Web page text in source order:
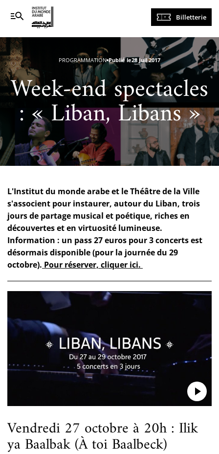
Navigation
principale
Billetterie
PROGRAMMATION Publié le28 Juil 2017
Week-end spectacles
: « Liban, Libans »
L'Institut du monde arabe et le Théâtre de la Ville
s'associent pour instaurer, autour du Liban, trois
jours de partage musical et poétique, riches en
découvertes et en virtuosité lumineuse.
Information : un pass 27 euros pour 3 concerts est
désormais disponible (pour la journée du 29
octobre). Pour réserver, cliquer ici.
Vendredi 27 octobre à 20h : Ilik
ya Baalbak (À toi Baalbeck)